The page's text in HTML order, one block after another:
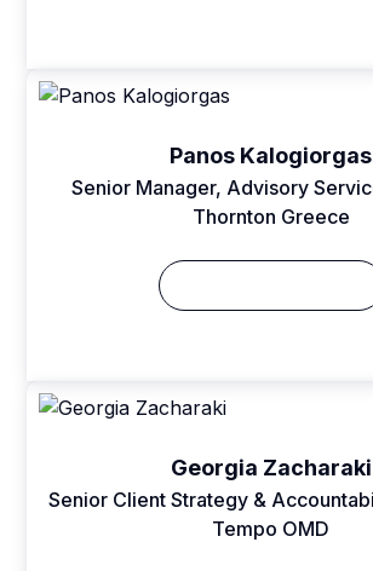
Panos Kalogiorgas
Senior Manager, Advisory
Thornton Greece
Georgia Zacharaki
Senior Client Strategy &
Tempo OMD